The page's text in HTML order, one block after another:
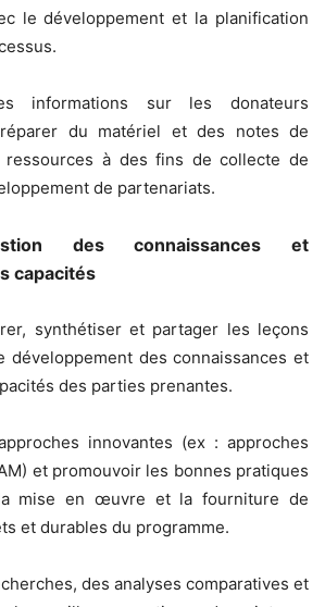
le développement et la planification
informations sur les donateurs
du matériel et des notes de
ressources à des fins de collecte de
de partenariats.
des connaissances et
capacités
synthétiser et partager les leçons
développement des connaissances et
des parties prenantes.
innovantes (ex : approches
et promouvoir les bonnes pratiques
mise en œuvre et la fourniture de
et durables du programme.
des analyses comparatives et